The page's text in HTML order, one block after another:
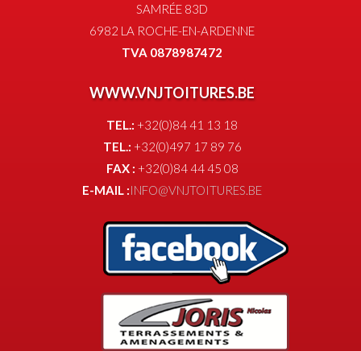
SAMRÉE 83D
6982 LA ROCHE-EN-ARDENNE
TVA 0878987472
WWW.VNJTOITURES.BE
TEL.: +32(0)84 41 13 18
TEL.: +32(0)497 17 89 76
FAX : +32(0)84 44 45 08
E-MAIL :INFO@VNJTOITURES.BE